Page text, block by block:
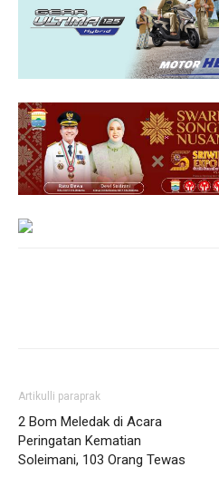
Artikulli paraprak
2 Bom Meledak di Acara
Peringatan Kematian
Soleimani, 103 Orang Tewas